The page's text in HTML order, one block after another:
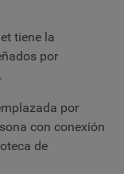
tiene la
por
por
con conexión
de